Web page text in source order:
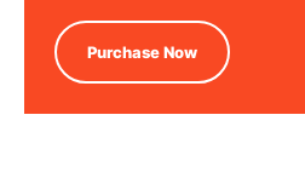
Purchase Now